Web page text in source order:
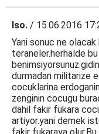
Iso. / 15.06.2016
Yani sonuc ne
teraneler.herhalde
durmadan militarize
cocuklarina
zenginin cocugu
dahil fakir fukara
artiyor.yani demek